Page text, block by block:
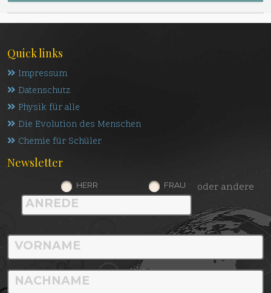
Quick links
Impressum
Datenschutz
Physik für alle
Die Evolution des Menschen
Chemie für Schüler
Newsletter
HERR FRAU oder andere